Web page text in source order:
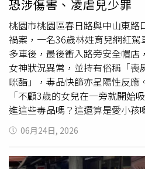
場，最初僅應用於服裝產品，之
自2000年起正式成為「adidas
誌。至於三條斜線Logo則是在
打造更專注於專業運動領域的
裝備，因此推出象徵機能與運動
Performance」標誌，並沿用至
恐涉傷害、凌虐兒少罪
桃園市桃園區春日路與中山東路
禍案，一名36歲林姓育兒網紅
多車後，最後衝入路旁安全帽
女神狀況異常，並持有俗稱「喪
咪酯」，毒品快篩亦呈陽性反應
「不顧3歲的女兒在一旁就開始
進這些毒品嗎？這還算是愛小孩
文表示，吸食二級毒品當然是
刑，而毒駕最高同樣可處3年有
車廂內吸毒，讓小孩吸入毒品煙
康受損，這就是傷害罪或凌虐兒
06月24日, 2026